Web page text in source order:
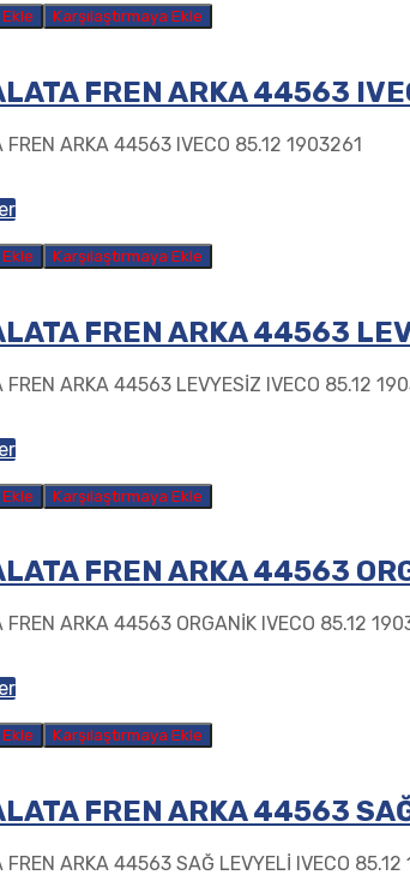
Karşılaştırmaya Ekle
FREN ARKA 44563
FREN ARKA 44563 IVECO 85.12 1903261
Karşılaştırmaya Ekle
FREN ARKA 44563
FREN ARKA 44563 LEVYESİZ IVECO 85.12
Karşılaştırmaya Ekle
FREN ARKA 44563
FREN ARKA 44563 ORGANİK IVECO 85.12
Karşılaştırmaya Ekle
FREN ARKA 44563
FREN ARKA 44563 SAĞ LEVYELİ IVECO